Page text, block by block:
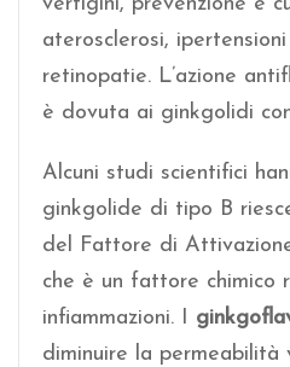
aterosclerosi,
retinopatie. L’azione
è dovuta ai ginkgolidi
Alcuni studi scientifici
ginkgolide di tipo B
del Fattore di
che è un fattore chimico
infiammazioni. I
diminuire la permeabilità